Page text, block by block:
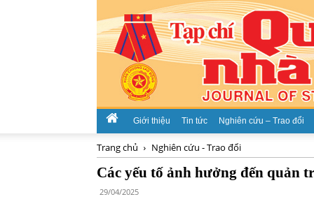
Giới thiệu Tin tức Nghiên cứu – Trao đổi
Trang chủ Nghiên cứu - Trao đổi
Các yếu tố ảnh hưởng đến quản
29/04/2025